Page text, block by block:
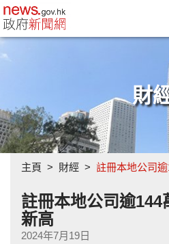
政府新聞網主頁
財
主頁 財經 註冊本地公司
註冊本地公司逾144
新高
2024年7月19日